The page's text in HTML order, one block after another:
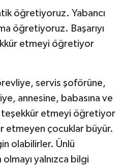
öğretiyoruz. Yabancı
öğretiyoruz. Başarıyı
etmeyi öğretiyor
servis şoförüne,
annesine, babasına ve
etmeyi öğretiyor
etmeyen çocuklar büyür.
olabilirler. Ünlü
yalnızca bilgi